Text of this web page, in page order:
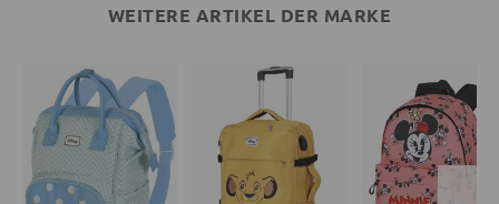
WEITERE ARTIKEL DER MARKE